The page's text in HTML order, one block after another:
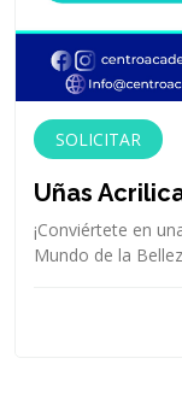
SOLICITAR
Uñas
¡Conviértete en
Mundo de la